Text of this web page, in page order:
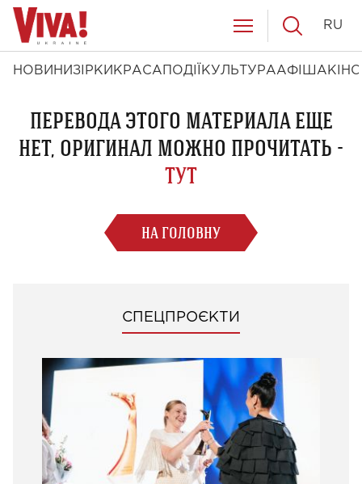
НОВИНИ ЗІРКИ КРАСА ПОДІЇ КУЛЬТУРААФІША КІНО
RU
ПЕРЕВОДА ЭТОГО МАТЕРИАЛА ЕЩЕ
НЕТ, ОРИГИНАЛ МОЖНО ПРОЧИТАТЬ -
ТУТ
НА ГОЛОВНУ
СПЕЦПРОЄКТИ